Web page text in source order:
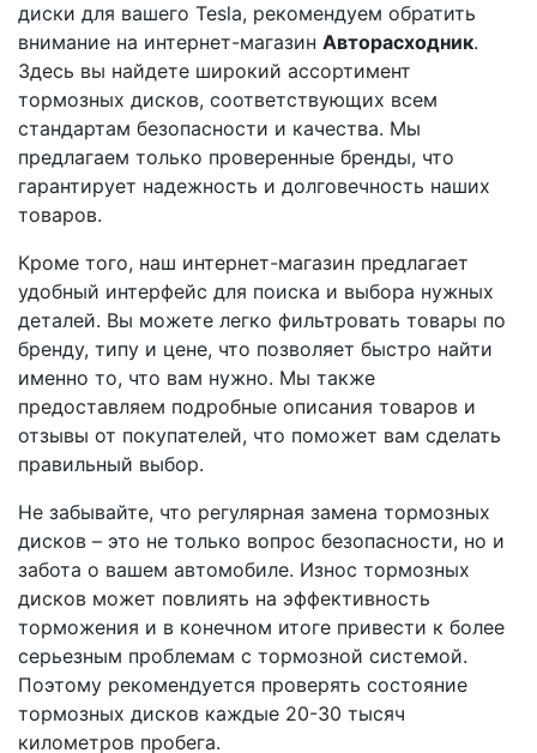
диски для вашего Tesla, рекомендуем обратить
внимание на интернет-магазин Авторасходник.
Здесь вы найдете широкий ассортимент
тормозных дисков, соответствующих всем
стандартам безопасности и качества. Мы
предлагаем только проверенные бренды, что
гарантирует надежность и долговечность наших
товаров.
Кроме того, наш интернет-магазин предлагает
удобный интерфейс для поиска и выбора нужных
деталей. Вы можете легко фильтровать товары по
бренду, типу и цене, что позволяет быстро найти
именно то, что вам нужно. Мы также
предоставляем подробные описания товаров и
отзывы от покупателей, что поможет вам сделать
правильный выбор.
Не забывайте, что регулярная замена тормозных
дисков – это не только вопрос безопасности, но и
забота о вашем автомобиле. Износ тормозных
дисков может повлиять на эффективность
торможения и в конечном итоге привести к более
серьезным проблемам с тормозной системой.
Поэтому рекомендуется проверять состояние
тормозных дисков каждые 20-30 тысяч
километров пробега.